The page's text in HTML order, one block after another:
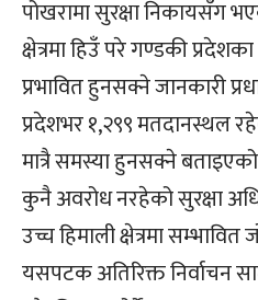
पोखरामा सुरक्षा निकायसँग
क्षेत्रमा हिउँ परे गण्डकी
प्रभावित हुनसक्ने जानकारी
प्रदेशभर १,२९९ मतदानस्थल
मात्रै समस्या हुनसक्ने
कुनै अवरोध नरहेको सुरक्षा
उच्च हिमाली क्षेत्रमा
यसपटक अतिरिक्त निर्वाचन